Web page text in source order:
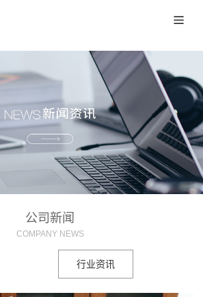
公司新闻
COMPANY NEWS
行业资讯